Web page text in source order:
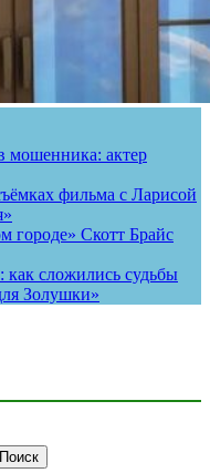
мошенника: актер
фильма с Ларисой
городе» Скотт Брайс
сложились судьбы
Золушки»